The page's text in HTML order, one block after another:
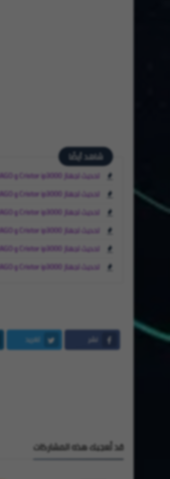
شاهد أيضًا
تحديث لجهاز Cristor ip3000 و CONDOR 710 HD IMAGO بتاريخ 2022 - 04 - 14
تحديث لجهاز Cristor ip3000 و CONDOR 710 HD IMAGO بتاريخ 2021 - 09 - 28
تحديث لجهاز Cristor ip3000 و CONDOR 710 HD IMAGO بتاريخ 2020 - 07 - 23
تحديث لجهاز Cristor ip3000 و CONDOR 710 HD IMAGO بتاريخ 2020 - 06 - 15
تحديث لجهاز Cristor ip3000 و CONDOR 710 HD IMAGO بتاريخ 2020 - 03 - 09
تحديث لجهاز Cristor ip3000 و CONDOR 710 HD IMAGO بتاريخ 2020 - 02 - 25
نشر
Facebook
تغريد
Twitter
قد تُعجبك هذه المشاركات